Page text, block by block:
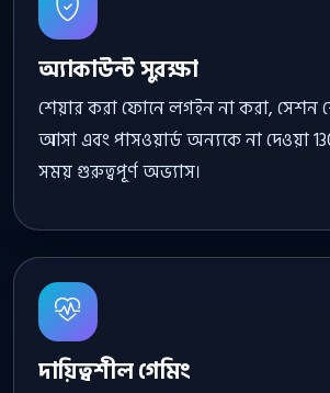
অ্যাকাউন্ট সুরক্ষা
শেয়ার করা ফোনে লগইন না করা, সেশন
আসা এবং পাসওয়ার্ড অন্যকে না দেওয়া
সময় গুরুত্বপূর্ণ অভ্যাস।
দায়িত্বশীল গেমিং